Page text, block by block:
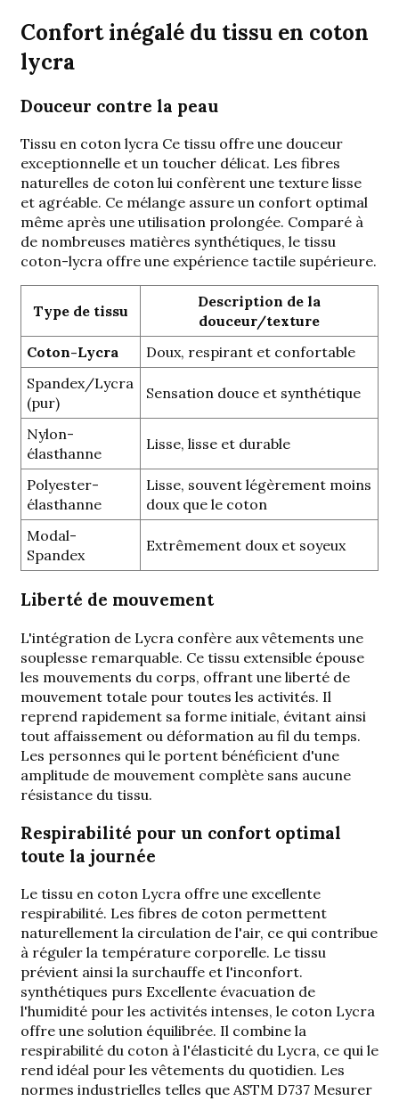
Confort inégalé du tissu en coton
lycra
Douceur contre la peau
Tissu en coton lycraCe tissu offre une douceur
exceptionnelle et un toucher délicat. Les fibres
naturelles de coton lui confèrent une texture lisse
et agréable. Ce mélange assure un confort optimal
même après une utilisation prolongée. Comparé à
de nombreuses matières synthétiques, le tissu
coton-lycra offre une expérience tactile supérieure.
Type de tissu
Description de la
douceur/texture
Coton-Lycra
Doux, respirant et confortable
Spandex/Lycra
(pur)
Sensation douce et synthétique
Nylon-
élasthanne
Lisse, lisse et durable
Polyester-
élasthanne
Lisse, souvent légèrement moins
doux que le coton
Modal-
Spandex
Extrêmement doux et soyeux
Liberté de mouvement
L'intégration de Lycra confère aux vêtements une
souplesse remarquable. Ce tissu extensible épouse
les mouvements du corps, offrant une liberté de
mouvement totale pour toutes les activités. Il
reprend rapidement sa forme initiale, évitant ainsi
tout affaissement ou déformation au fil du temps.
Les personnes qui le portent bénéficient d'une
amplitude de mouvement complète sans aucune
résistance du tissu.
Respirabilité pour un confort optimal
toute la journée
Le tissu en coton Lycra offre une excellente
respirabilité. Les fibres de coton permettent
naturellement la circulation de l'air, ce qui contribue
à réguler la température corporelle. Le tissu
prévient ainsi la surchauffe et l'inconfort.
synthétiques purs Excellente évacuation de
l'humidité pour les activités intenses, le coton Lycra
offre une solution équilibrée. Il combine la
respirabilité du coton à l'élasticité du Lycra, ce qui le
rend idéal pour les vêtements du quotidien. Les
normes industrielles telles que ASTM D737Mesurer